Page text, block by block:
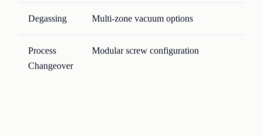
Degassing Multi-zone vacuum options
Process
Changeover
Modular screw configuration